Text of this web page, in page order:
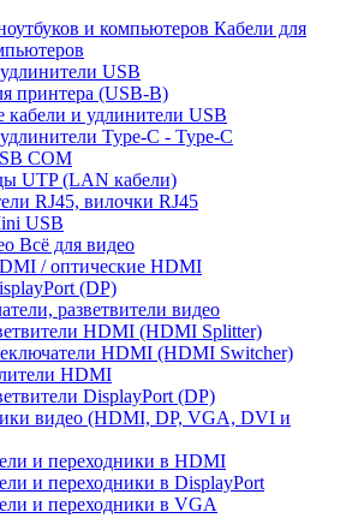
Кабели для
USB
принтера (USB-B)
кабели и удлинители USB
Type-C - Type-C
COM
UTP (LAN кабели)
RJ45, вилочки RJ45
USB
Всё для видео
/ оптические HDMI
(DP)
разветвители видео
HDMI (HDMI Splitter)
HDMI (HDMI Switcher)
HDMI
DisplayPort (DP)
видео (HDMI, DP, VGA, DVI и
и переходники в HDMI
и переходники в DisplayPort
и переходники в VGA